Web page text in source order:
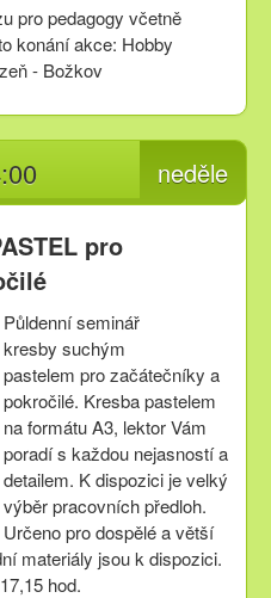
pro pedagogy včetně
konání akce: Hobby
- Božkov
neděle
pro
Půldenní seminář
kresby suchým
pastelem pro začátečníky a
pokročilé. Kresba pastelem
na formátu A3, lektor Vám
poradí s každou nejasností a
detailem. K dispozici je velký
výběr pracovních předloh.
Určeno pro dospělé a větší
materiály jsou k dispozici.
hod.